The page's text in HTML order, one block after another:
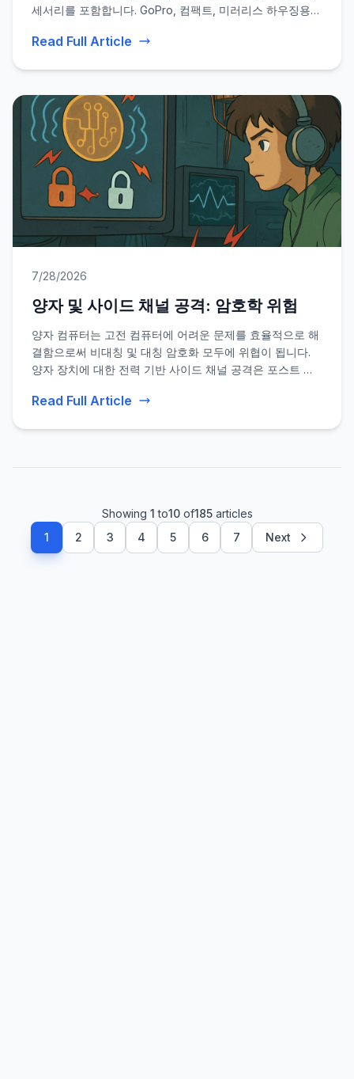
세서리를 포함합니다. GoPro, 컴팩트, 미러리스 하우징용으
을 제공합니다.
Read Full Article
7/28/2026
양자 및 사이드 채널 공격: 암호학 위험
양자 컴퓨터는 고전 컴퓨터에 어려운 문제를 효율적으로 해
결함으로써 비대칭 및 대칭 암호화 모두에 위협이 됩니다.
양자 장치에 대한 전력 기반 사이드 채널 공격은 포스트 양
트의 필요성을 강조합니다.
Read Full Article
Showing 1 to10 of185 articles
1
2 3 4 5 6 7 Next